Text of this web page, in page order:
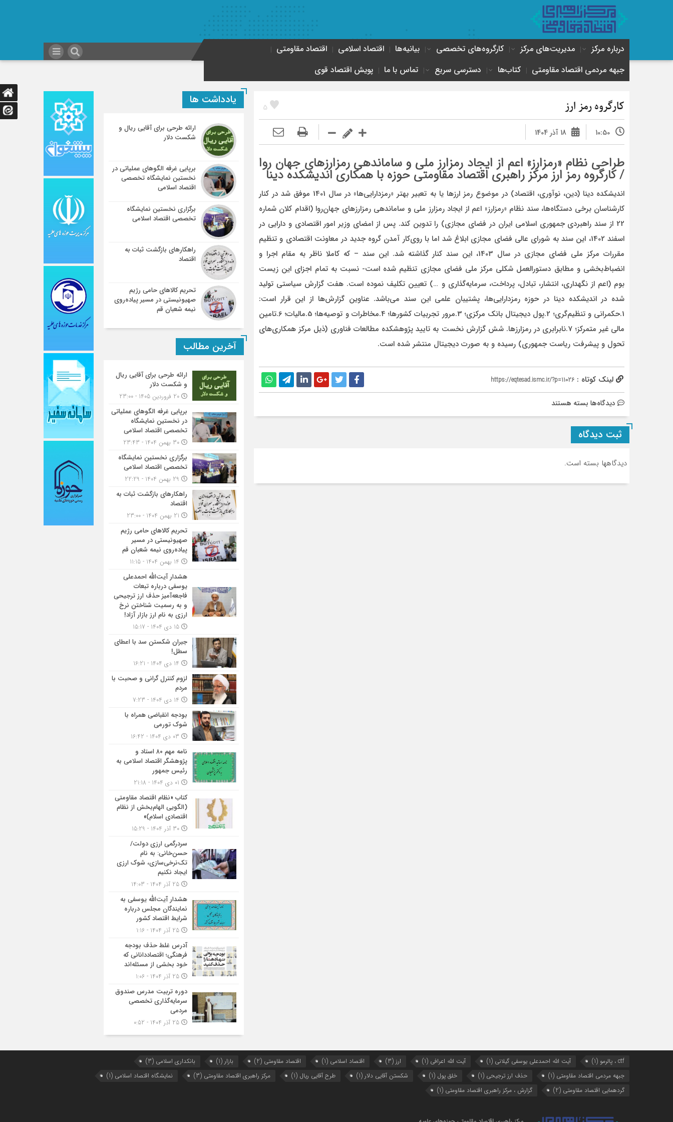
درباره مرکز مدیریت‌های مرکز کارگروه‌های تخصصی بیانیه‌ها اقتصاد اسلامی
اقتصاد مقاومتی
جبهه مردمی اقتصاد مقاومتی
کتاب‌ها دسترسی سریع تماس با ما پویش اقتصاد قوی
5 کارگروه رمز ارز
10:50 18 آذر 1404
طراحی نظام «رمزارز» اعم از ایجاد رمزارز ملی و ساماندهی رمزارزهای جهان روا
/ کارگروه رمز ارز مرکز راهبری اقتصاد مقاومتی حوزه با همکاری اندیشکده دینا
اندیشکده دینا (دین، نوآوری، اقتصاد) در موضوع رمز ارزها یا به تعبیر بهتر «رمزدارایی‌ها» در سال 1401 موفق شد در کنار
کارشناسان برخی دستگاه‌ها، سند نظام «رمزارز» اعم از ایجاد رمزارز ملی و ساماندهی رمزارزهای جهان‌روا (اقدام کلان شماره
22 از سند راهبردی جمهوری اسلامی ایران در فضای مجازی) را تدوین کند. پس از امضای وزیر امور اقتصادی و دارایی در
اسفند 1402، این سند به شورای عالی فضای مجازی ابلاغ شد اما با روی‌کار آمدن گروه جدید در معاونت اقتصادی و تنظیم
مقررات مرکز ملی فضای مجازی در سال 1403، این سند کنار گذاشته شد. این سند – که کاملا ناظر به مقام اجرا و
انضباط‌بخشی و مطابق دستورالعمل شکلی مرکز ملی فضای مجازی تنظیم شده است- نسبت به تمام اجزای این زیست
بوم (اعم از نگهداری، انتشار، تبادل، پرداخت، سرمایه‌گذاری و …) تعیین تکلیف نموده است. هفت گزارش سیاستی تولید
شده در اندیشکده دینا در حوزه رمزدارایی‌ها، پشتیبان علمی این سند می‌باشد. عناوین گزارش‌ها از این قرار است:
1.حکمرانی و تنظیم‌گری؛ 2.پول دیجیتال بانک مرکزی؛ 3.مرور تجربیات کشورها؛ 4.مخاطرات و توصیه‌ها؛ 5.مالیات؛ 6.تامین
مالی غیر متمرکز؛ 7.نابرابری در رمزارزها. شش گزارش نخست به تایید پژوهشکده مطالعات فناوری (ذیل مرکز همکاری‌های
تحول و پیشرفت ریاست جمهوری) رسیده و به صورت دیجیتال منتشر شده است.
لینک کوتاه : https://eqtesad.ismc.ir/?p=11026
دیدگاه‌ها برای
کارگروه
رمز
ارز
بسته هستند
ثبت دیدگاه
دیدگاهها بسته است.
یادداشت ها
ارائه طرحی برای آقایی ریال و
شکست دلار
برپایی غرفه الگوهای عملیاتی در
نخستین نمایشگاه تخصصی
اقتصاد اسلامی
برگزاری نخستین نمایشگاه
تخصصی اقتصاد اسلامی
راهکارهای بازگشت ثبات به
اقتصاد
تحریم کالاهای حامی رژیم
صهیونیستی در مسیر پیاده‌روی
نیمه شعبان قم
آخرین مطالب
ارائه طرحی برای آقایی ریال
و شکست دلار
برپایی غرفه الگوهای عملیاتی
در نخستین نمایشگاه
تخصصی اقتصاد اسلامی
برگزاری نخستین نمایشگاه
تخصصی اقتصاد اسلامی
راهکارهای بازگشت ثبات به
اقتصاد
تحریم کالاهای حامی رژیم
صهیونیستی در مسیر
پیاده‌روی نیمه شعبان قم
هشدار آیت‌الله احمدعلی
یوسفی درباره تبعات
فاجعه‌آمیز حذف ارز ترجیحی
و به رسمیت شناختن نرخ
ارزی به نام ارز بازار آزاد!
جبران شکستن سد با اعطای
سطل!
لزوم کنترل گرانی و صحبت با
مردم
بودجه انقباضی همراه با
شوک تورمی
نامه مهم ۸۰ استاد و
پژوهشگر اقتصاد اسلامی به
رئیس جمهور
کتاب «نظام اقتصاد مقاومتی
(الگویی الهام‌بخش از نظام
اقتصادی اسلام)»
سردرگمی ارزی دولت/
حسن‌خانی: به نام
تک‌نرخی‌سازی، شوک ارزی
ایجاد نکنیم
هشدار آیت‌الله یوسفی به
نمایندگان مجلس درباره
شرایط اقتصاد کشور
آدرس غلط حذف بودجه
فرهنگی؛ اقتصاددانانی که
خود بخشی از مسئله‌اند
دوره تربیت مدرس صندوق
سرمایه‌گذاری تخصصی
مردمی
ctf ، پالرمو (1) آیت الله احمدعلی یوسفی گیلانی (1) آیت الله اعرافی (1) ارز (3) اقتصاد اسلامی (1) اقتصاد مقاومتی (2) بازار (1) بانکداری اسلامی (3)
جبهه مردمی اقتصاد مقاومتی (1) حذف ارز ترجیحی (1) خلق پول (1) شکستن آقایی دلار (1) طرح آقایی ریال (1) مرکز راهبری اقتصاد مقاومتی (3) نمایشگاه اقتصاد اسلامی (1)
گردهمایی اقتصاد مقاومتی (2) گزارش ، مرکز راهبری اقتصاد مقاومتی (1)